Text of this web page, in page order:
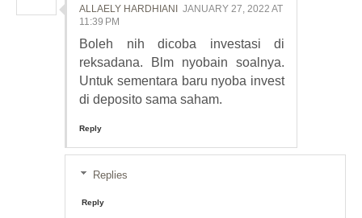
ALLAELY HARDHIANI
JANUARY 27, 2022 AT
11:39 PM
Boleh nih dicoba investasi di
reksadana. Blm nyobain soalnya.
Untuk sementara baru nyoba invest
di deposito sama saham.
Reply
Replies
Reply